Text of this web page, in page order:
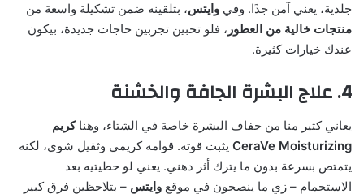
جلدية، يعني آمن جدًا. وفي وايتس، بتلقينه ضمن تشكيلة واسعة من
منتجات خالية من العطور ، فلو تحبين تجربين حاجات جديدة، بيكون
عندك خيارات كثيرة.
4. علاج البشرة الجافة والخشنة
يعاني كثير منا من جفاف البشرة خاصة في الشتاء، وهناكريم
CeraVe Moisturizing يثبت قوته. قوامه كريمي وثقيل شوي، لكنه
يتمتص بسرعة بدون ما يترك أثر دهني. يعني لو حطيتيه بعد
الاستحمام – زي ما ينصحون في موقع وايتس – بتلاحظين فرق كبير